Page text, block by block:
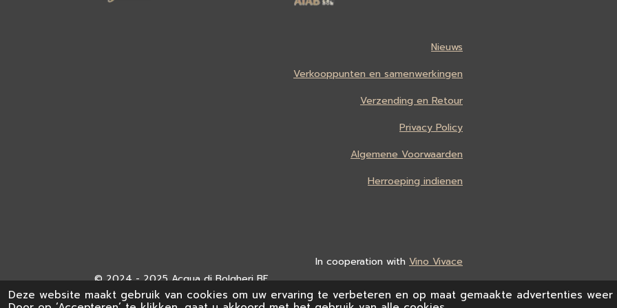
Deze website maakt gebruik van cookies om uw ervaring te verbeteren en op maat gemaakte advertenties weer
Nieuws
Verkooppunten en samenwerkingen
Verzending en Retour
Privacy Policy
Algemene Voorwaarden
Herroeping indienen
In cooperation with Vino Vivace
© 2024 - 2025 Acqua di Bolgheri BE